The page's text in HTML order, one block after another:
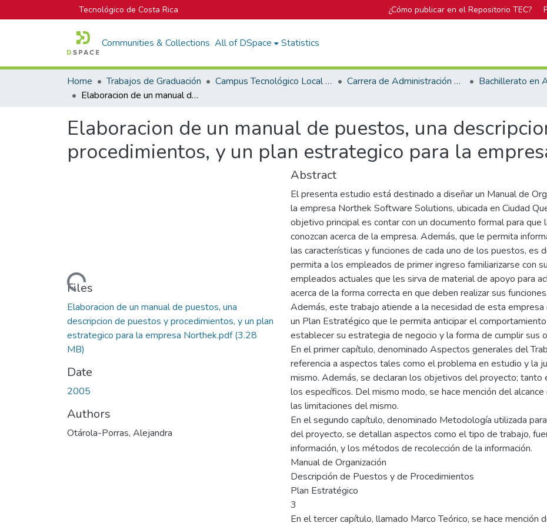
Tecnológico de Costa Rica ¿Cómo publicar en el Repositorio TEC?
Communities & Collections All of DSpace Statistics
Home Trabajos de Graduación Campus Tecnológico Local San Carlos Carrera de Administración de Empresas
Elaboracion de un manual de puestos, una descripcion de puestos y procedimientos, y un plan estrategico para la empresa Northek
Elaboracion de un manual de puestos, una
procedimientos, y un plan estrategico para la
Loading...
Files
Elaboracion de un manual de puestos, una
descripcion de puestos y procedimientos, y un plan
estrategico para la empresa Northek.pdf(3.28
MB)
Date
2005
Authors
Otárola-Porras, Alejandra
Abstract
El presenta estudio está destinado a diseñar un Manual de
la empresa Northek Software Solutions, ubicada en Ciudad
objetivo principal es contar con un documento formal para que
conozcan acerca de la empresa. Además, que le permita
las características y funciones de cada uno de los puestos, es
permita a los empleados de primer ingreso familiarizarse con
empleados actuales que les sirva de material de apoyo para
acerca de la forma correcta en que deben realizar sus funciones.
Además, este trabajo atiende a la necesidad de esta empresa
un Plan Estratégico que le permita anticipar el
establecer su estrategia de negocio y la forma de cumplir sus
En el primer capítulo, denominado Aspectos generales del
referencia a aspectos tales como el problema en estudio y la
mismo. Además, se declaran los objetivos del proyecto; tanto
los específicos. Del mismo modo, se hace mención del
las limitaciones del mismo.
En el segundo capítulo, denominado Metodología utilizada
del proyecto, se detallan aspectos como el tipo de trabajo,
información, y los métodos de recolección de la información.
Manual de Organización
Descripción de Puestos y de Procedimientos
Plan Estratégico
3
En el tercer capítulo, llamado Marco Teórico, se hace mención